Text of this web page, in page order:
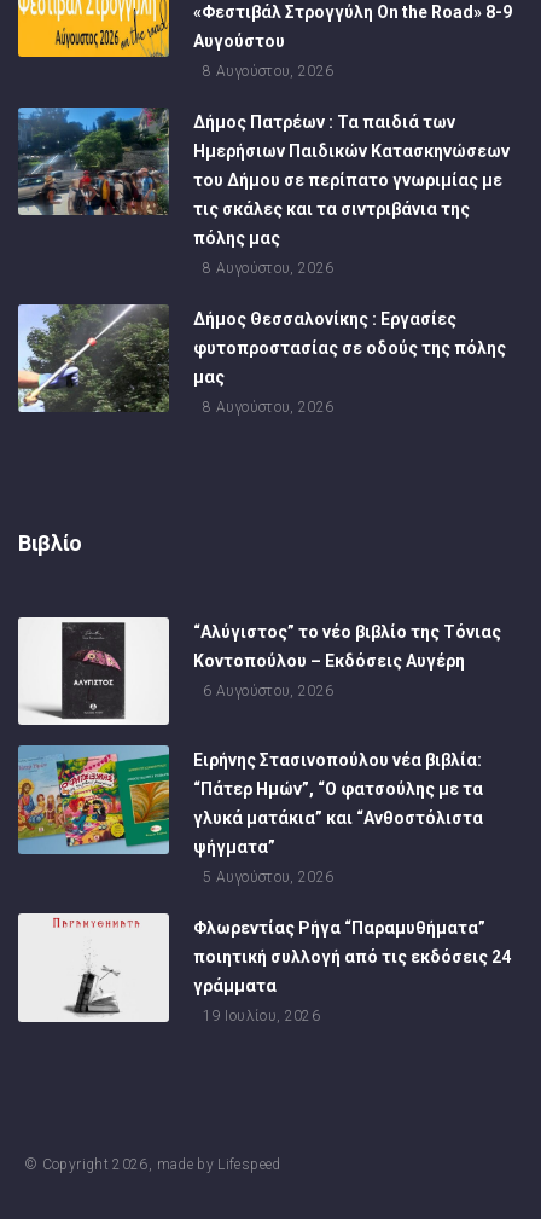
«Φεστιβάλ Στρογγύλη On the Road» 8-9
Αυγούστου
8 Αυγούστου, 2026
Δήμος Πατρέων : Τα παιδιά των
Ημερήσιων Παιδικών Κατασκηνώσεων
του Δήμου σε περίπατο γνωριμίας με
τις σκάλες και τα σιντριβάνια της
πόλης μας
8 Αυγούστου, 2026
Δήμος Θεσσαλονίκης : Εργασίες
φυτοπροστασίας σε οδούς της πόλης
μας
8 Αυγούστου, 2026
Βιβλίο
“Αλύγιστος” το νέο βιβλίο της Τόνιας
Κοντοπούλου – Εκδόσεις Αυγέρη
6 Αυγούστου, 2026
Ειρήνης Στασινοπούλου νέα βιβλία:
“Πάτερ Ημών”, “Ο φατσούλης με τα
γλυκά ματάκια” και “Ανθοστόλιστα
ψήγματα”
5 Αυγούστου, 2026
Φλωρεντίας Ρήγα “Παραμυθήματα”
ποιητική συλλογή από τις εκδόσεις 24
γράμματα
19 Ιουλίου, 2026
© Copyright2026, made by Lifespeed